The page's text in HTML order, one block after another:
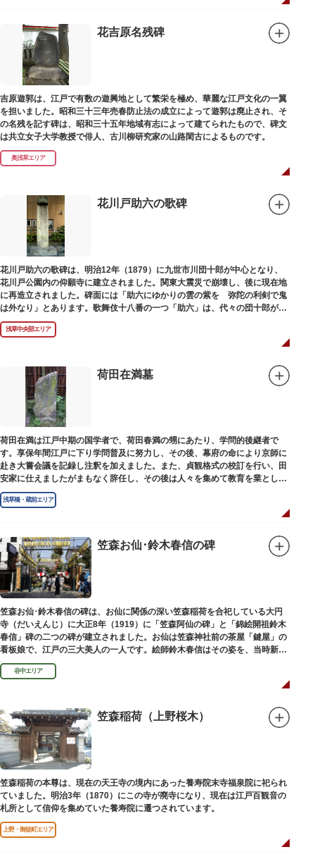
花吉原名残碑
吉原遊郭は、江戸で有数の遊興地として繁栄を極め、華麗な江戸文化の一翼
を担いました。昭和三十三年売春防止法の成立によって遊郭は廃止され、そ
の名残を記す碑は、昭和三十五年地域有志によって建てられたもので、碑文
は共立女子大学教授で俳人、古川柳研究家の山路閑古によるものです。
奥浅草エリア
花川戸助六の歌碑
花川戸助六の歌碑は、明治12年（1879）に九世市川団十郎が中心となり、
花川戸公園内の仰願寺に建立されました。関東大震災で崩壊し、後に現在地
に再造立されました。碑面には「助六にゆかりの雲の紫を 弥陀の利剣で鬼
は外なり」とあります。歌舞伎十八番の一つ「助六」は、代々の団十郎が伝
えていますが、助六の実像は不明です。
浅草中央部エリア
荷田在満墓
荷田在満は江戸中期の国学者で、荷田春満の甥にあたり、学問的後継者で
す。享保年間江戸に下り学問普及に努力し、その後、幕府の命により京師に
赴き大嘗会議を記録し注釈を加えました。また、貞観格式の校訂を行い、田
安家に仕えましたがまもなく辞任し、その後は人々を集めて教育を業としま
した。お墓は金竜寺（きんりゅうじ）境内にあります。
浅草橋・蔵前エリア
笠森お仙･鈴木春信の碑
笠森お仙･鈴木春信の碑は、お仙に関係の深い笠森稲荷を合祀している大円
寺（だいえんじ）に大正8年（1919）に「笠森阿仙の碑」と「錦絵開祖鈴木
春信」碑の二つの碑が建立されました。お仙は笠森神社前の茶屋「鍵屋」の
看板娘で、江戸の三大美人の一人です。絵師鈴木春信はその姿を、当時新し
い絵画様式である多色刷り版画「錦絵」に描きました。
谷中エリア
笠森稲荷（上野桜木）
笠森稲荷の本尊は、現在の天王寺の境内にあった養寿院末寺福泉院に祀られ
ていました。明治3年（1870）にこの寺が廃寺になり、現在は江戸百観音の
札所として信仰を集めていた養寿院に遷つされています。
上野・御徒町エリア